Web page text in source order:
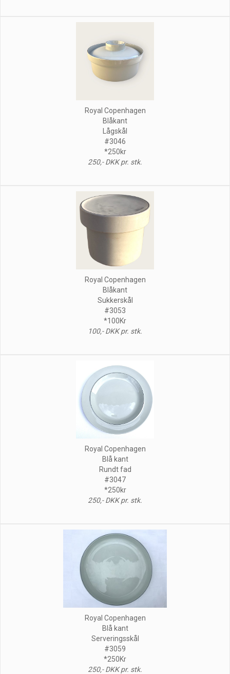
Royal Copenhagen
Blåkant
Lågskål
#3046
*250kr
250,- DKK pr. stk.
Royal Copenhagen
Blåkant
Sukkerskål
#3053
*100Kr
100,- DKK pr. stk.
Royal Copenhagen
Blå kant
Rundt fad
#3047
*250kr
250,- DKK pr. stk.
Royal Copenhagen
Blå kant
Serveringsskål
#3059
*250Kr
250,- DKK pr. stk.